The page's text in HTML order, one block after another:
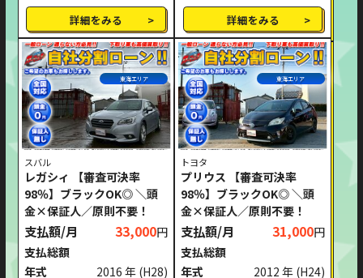
詳細をみる 詳細をみる
東海エリア
スバル
レガシィ 【審査可決率
98％】ブラックOK◎ ＼頭
金×保証人／原則不要！
支払額/月 33,000円
支払総額
年式
2016 年 (H28)
東海エリア
トヨタ
プリウス 【審査可決率
98％】ブラックOK◎ ＼頭
金×保証人／原則不要！
支払額/月 31,000円
支払総額
年式
2012 年 (H24)